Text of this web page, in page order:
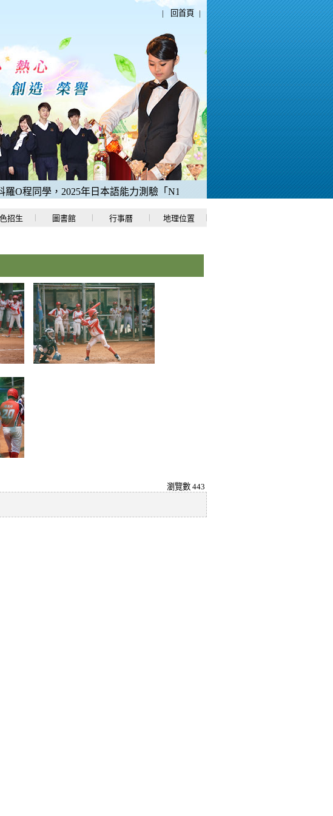
| 回首頁 |
程同學，2025年日本語能力測驗「N1中考取滿分180分」。
招生 圖書館 行事曆 地理位置
瀏覽數 443